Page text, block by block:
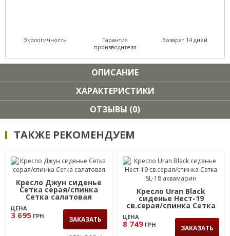
Экологичность
Гарантия
производителя
Возврат 14 дней
ОПИСАНИЕ
ХАРАКТЕРИСТИКИ
ОТЗЫВЫ (0)
ТАКЖЕ РЕКОМЕНДУЕМ
Кресло Джун сиденье
Сетка серая/спинка
Сетка салатовая
ЦЕНА
3 695 ГРН ЗАКАЗАТЬ
Кресло Uran Black
сиденье Нест-19
св.серая/спинка Сетка
SL-18 аквамарин
ЦЕНА
8 749 ГРН ЗАКАЗАТЬ